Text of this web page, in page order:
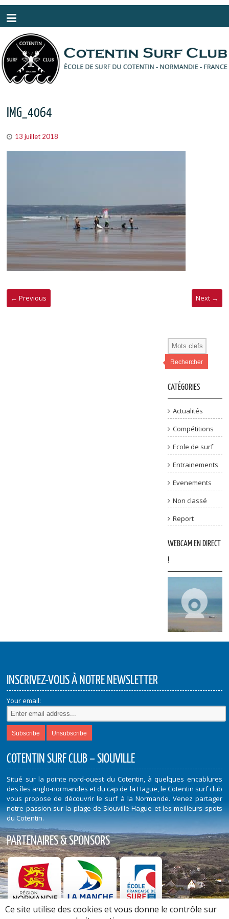
IMG_4064
13 juillet 2018
← Previous Next →
Rechercher
CATÉGORIES
Actualités
Compétitions
Ecole de surf
Entrainements
Evenements
Non classé
Report
WEBCAM EN DIRECT
!
INSCRIVEZ-VOUS À NOTRE NEWSLETTER
Your email:
COTENTIN SURF CLUB – SIOUVILLE
Situé sur la pointe nord-ouest du Cotentin, à quelques encablures
des îles anglo-normandes et du cap de la Hague, le Cotentin surf club
vous propose de découvrir le surf à la Normande. Venez partager
notre passion sur la plage de Siouville-Hague et les meilleurs spots
du Cotentin.
PARTENAIRES & SPONSORS
Découvrez nos Partenaires et Sponsors
Panneau de gestion des cookies
Ce site utilise des cookies et vous donne le contrôle sur